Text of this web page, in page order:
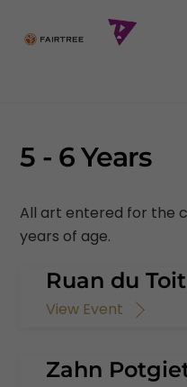
5 - 6 Years
All art entered for the
years of age.
Ruan du Toit
View Event
Zahn